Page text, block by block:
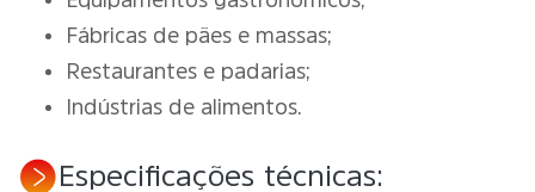
Fábricas de pães e massas;
Restaurantes e padarias;
Indústrias de alimentos.
Especificações técnicas: